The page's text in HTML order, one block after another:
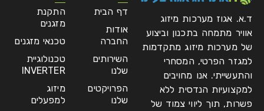
ד.א. אגוז מערכות מיזוג
אוויר מתמחה בתכנון וביצוע
של מערכות מיזוג מתקדמות
למגזר הפרטי, המסחרי
והתעשייתי. אנו מחויבים
למקצועיות הנדסית ללא
פשרות, תוך ליווי צמוד של
דף הבית
אודות
החברה
השירותים
שלנו
הפרויקטים
שלנו
התקנת
מזגנים
טכנאי מזגנים
טכנולוגיית
INVERTER
מיזוג
למפעלים